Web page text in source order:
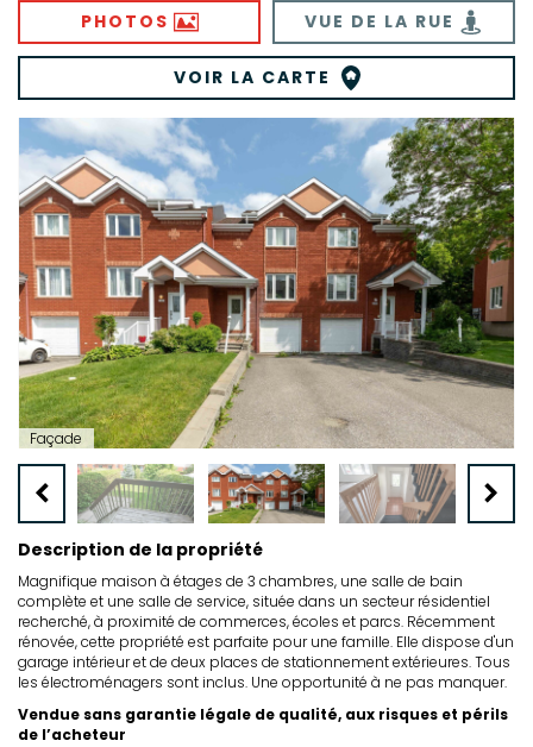
PHOTOS VUE DE LA RUE
VOIR LA CARTE
Façade
Description de la propriété
Magnifique maison à étages de 3 chambres, une salle de bain
complète et une salle de service, située dans un secteur résidentiel
recherché, à proximité de commerces, écoles et parcs. Récemment
rénovée, cette propriété est parfaite pour une famille. Elle dispose d'un
garage intérieur et de deux places de stationnement extérieures. Tous
les électroménagers sont inclus. Une opportunité à ne pas manquer.
Vendue sans garantie légale de qualité, aux risques et périls
de l’acheteur